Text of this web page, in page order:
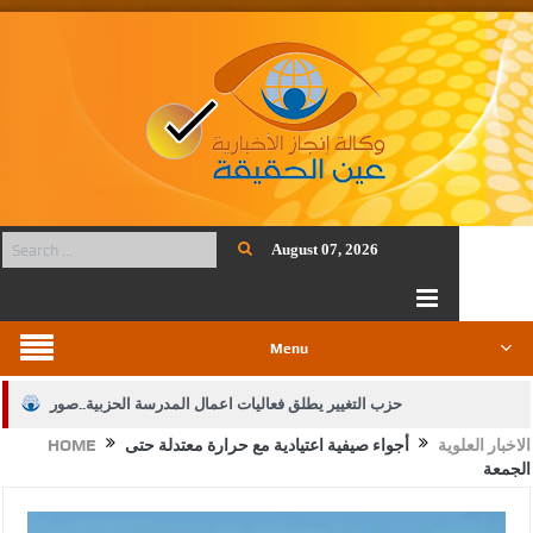
August 07, 2026
Menu
حزب التغيير يطلق فعاليات اعمال المدرسة الحزبية..صور
الجيش يفتح باب التجنيد لحملة البكالوريوس في الحقوق والقانون
HOME الاخبار العلوية
أجواء صيفية اعتيادية مع حرارة معتدلة حتى
الجمعة